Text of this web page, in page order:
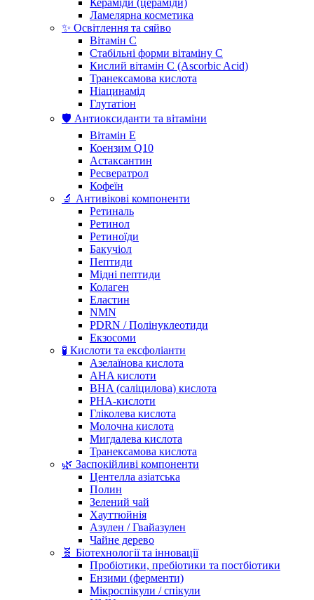
Кераміди (цераміди)
Ламелярна косметика
✨ Освітлення та сяйво
Вітамін С
Стабільні форми вітаміну С
Кислий вітамін С (Ascorbic Acid)
Транексамова кислота
Ніацинамід
Глутатіон
🛡️ Антиоксиданти та вітаміни
Вітамін Е
Коензим Q10
Астаксантин
Ресвератрол
Кофеїн
🔬 Антивікові компоненти
Ретиналь
Ретинол
Ретиноїди
Бакучіол
Пептиди
Мідні пептиди
Колаген
Еластин
NMN
PDRN / Полінуклеотиди
Екзосоми
🧪 Кислоти та ексфоліанти
Азелаїнова кислота
AHA кислоти
BHA (саліцилова) кислота
PHA-кислоти
Гліколева кислота
Молочна кислота
Мигдалева кислота
Транексамова кислота
🌿 Заспокійливі компоненти
Центелла азіатська
Полин
Зелений чай
Хауттюйнія
Азулен / Гвайазулен
Чайне дерево
🧬 Біотехнології та інновації
Пробіотики, пребіотики та постбіотики
Ензими (ферменти)
Мікроспікули / спікули